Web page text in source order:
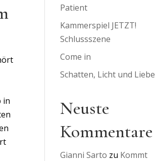
in
Patient
Kammerspiel JETZT!
Schlussszene
Come in
Schatten, Licht und Liebe
Neuste
Kommentare
Gianni Sarto zu Kommt